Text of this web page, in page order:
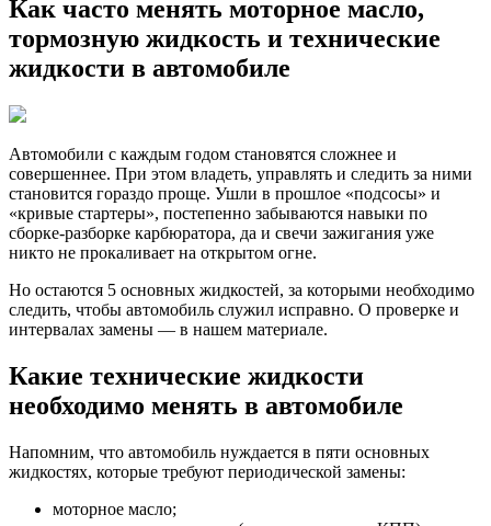
в
Как часто менять моторное масло,
тормозную жидкость и технические
жидкости в автомобиле
Автомобили с каждым годом становятся сложнее и
совершеннее. При этом владеть, управлять и следить за ними
становится гораздо проще. Ушли в прошлое «подсосы» и
«кривые стартеры», постепенно забываются навыки по
сборке-разборке карбюратора, да и свечи зажигания уже
никто не прокаливает на открытом огне.
Но остаются 5 основных жидкостей, за которыми необходимо
следить, чтобы автомобиль служил исправно. О проверке и
интервалах замены — в нашем материале.
Какие технические жидкости
необходимо менять в автомобиле
Напомним, что автомобиль нуждается в пяти основных
жидкостях, которые требуют периодической замены:
моторное масло;